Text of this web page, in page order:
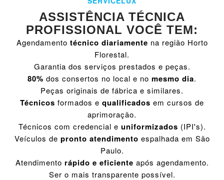
ASSISTÊNCIA TÉCNICA
PROFISSIONAL VOCÊ TEM:
Agendamento técnico diariamente na região Horto
Florestal.
Garantia dos serviços prestados e peças.
80% dos consertos no local e no mesmo dia.
Peças originais de fábrica e similares.
Técnicos formados e qualificados em cursos de
aprimoração.
Técnicos com credencial e uniformizados (IPI's).
Veículos de pronto atendimento espalhada em São
Paulo.
Atendimento rápido e eficiente após agendamento.
Ser o mais transparente possível.